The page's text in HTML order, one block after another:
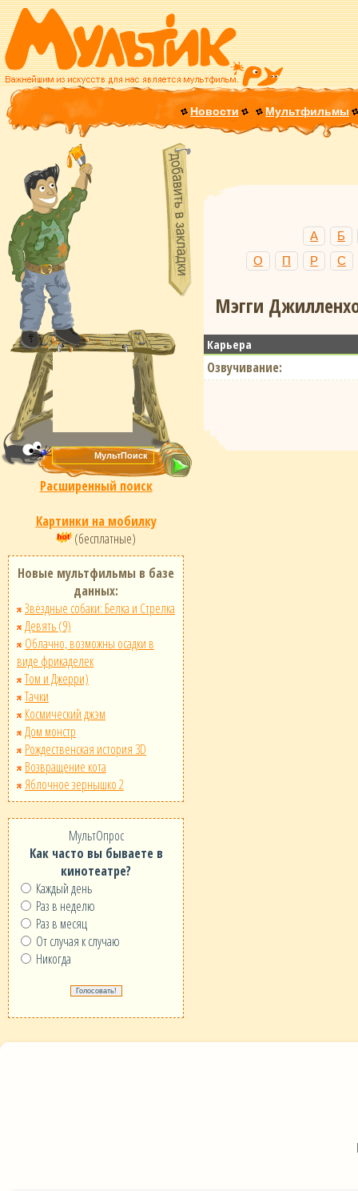
Новости Мультфильмы
Расширенный поиск
Картинки на мобилку
(бесплатные)
Новые мультфильмы в базе
данных:
Звёздные собаки: Белка и Стрелка
Девять (9)
Облачно, возможны осадки в
виде фрикаделек
Том и Джерри)
Тачки
Космический джэм
Дом монстр
Рождественская история 3D
Возвращение кота
Яблочное зернышко 2
МультОпрос
Как часто вы бываете в
кинотеатре?
Каждый день
Раз в неделю
Раз в месяц
От случая к случаю
Никогда
А
Б
О
П Р С
Мэгги
Карьера
Озвучивание: